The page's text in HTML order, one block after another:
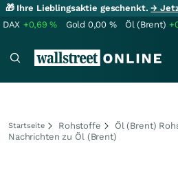
🎁 Ihre Lieblingsaktie geschenkt.→
DAX +0,69% Gold 0,00 % Öl (Brent)
Startseite Rohstoffe
Öl (Brent)
Nachrichten zu Öl (Brent)